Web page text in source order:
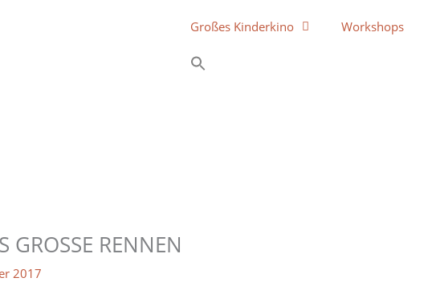
Großes Kinderkino Workshops
RENNEN
2017